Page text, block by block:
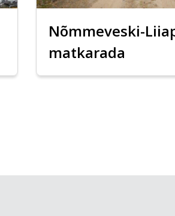
Nõmmeveski-
matkarada